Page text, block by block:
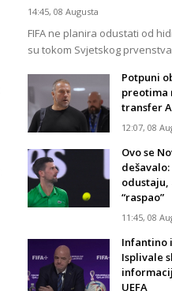
14:45, 08 Augusta
FIFA ne planira odustati od
su tokom Svjetskog
Potpuni
preotima
transfer
12:07, 08
Ovo se
odustaju,
“raspao”
11:45, 08
Infantino
Isplivale
UEFA